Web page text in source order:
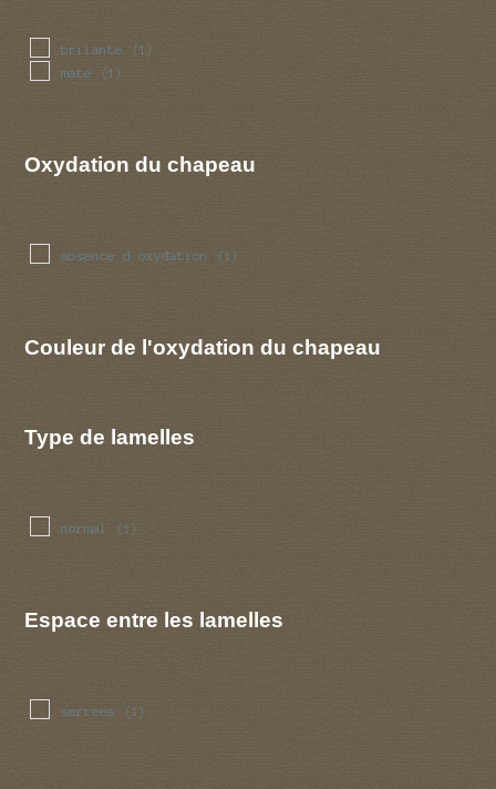
brilante (1)
mate (1)
Oxydation du chapeau
absence d oxydation (1)
Couleur de l'oxydation du chapeau
Type de lamelles
normal (1)
Espace entre les lamelles
serrees (1)